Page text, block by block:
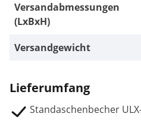
Versandabmessungen
(LxBxH)
Versandgewicht
Lieferumfang
Standaschenbecher